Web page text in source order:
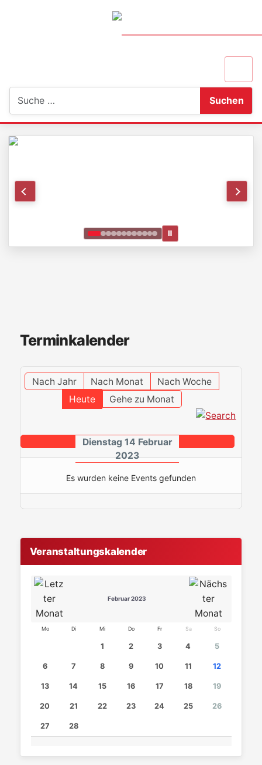
Suchen
Ⅱ
Terminkalender
Nach Jahr Nach Monat
Nach Woche
Heute
Gehe zu Monat
Dienstag 14 Februar
2023
Es wurden keine Events gefunden
Veranstaltungskalender
Februar 2023
Mo Di Mi Do Fr Sa So
1 2 3 4 5
6 7 8 9 10 11 12
13 14 15 16 17 18 19
20 21 22 23 24 25 26
27 28